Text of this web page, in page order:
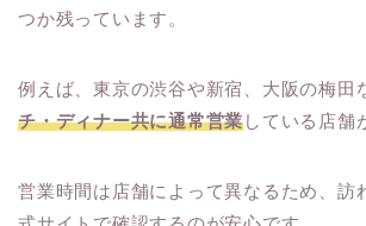
つか残っています。
例えば、東京の渋谷や新宿、大阪の梅田
チ・ディナー共に通常営業している店舗
営業時間は店舗によって異なるため、訪